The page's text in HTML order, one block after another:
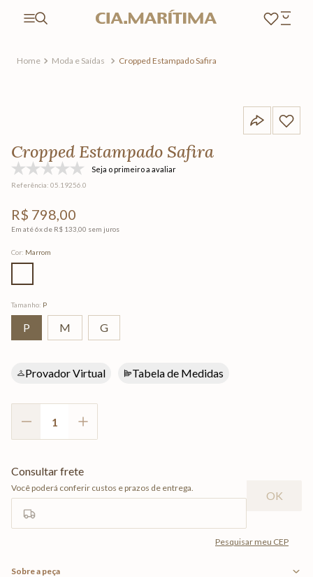
Moda e Saídas Cropped Estampado Safira
Cropped Estampado Safira
Seja o primeiro a avaliar
Referência: 05.19256.0
R$ 798,00
Em até6x de R$ 133 00 sem juros
Cor: Marrom
Tamanho: P
P M G
Provador Virtual Tabela de Medidas
Sobre a peça